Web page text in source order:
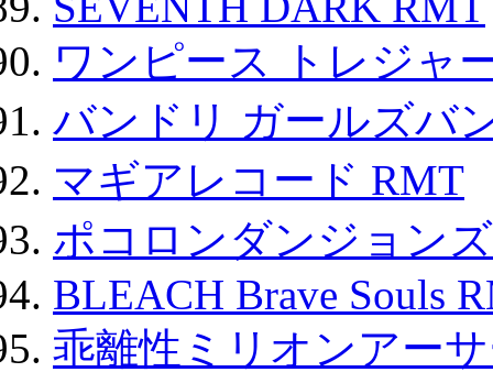
ワンピース トレジャ
バンドリ ガールズバ
マギアレコード RMT
ポコロンダンジョン
BLEACH Brave Souls
乖離性ミリオンアー